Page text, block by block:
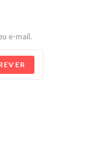
e-mail.